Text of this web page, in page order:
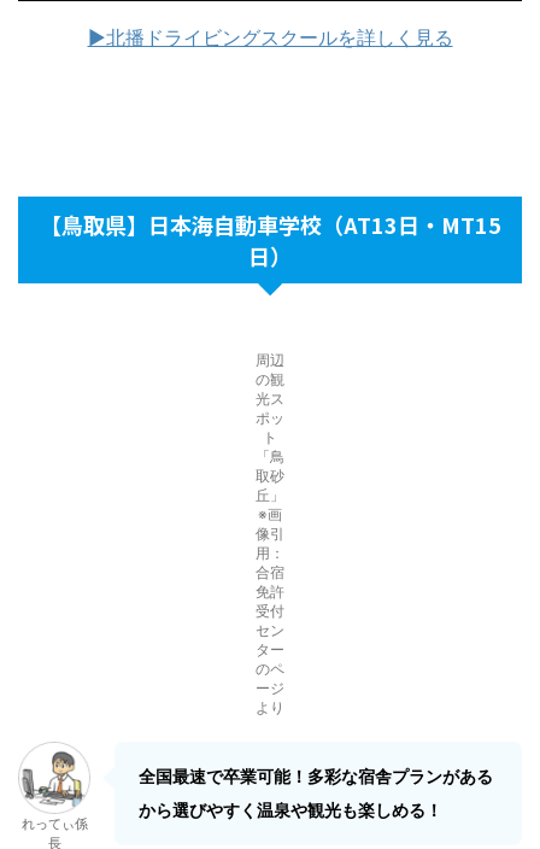
▶北播ドライビングスクールを詳しく見る
【鳥取県】日本海自動車学校（AT13日・MT15
日）
周辺
の観
光ス
ポッ
ト
「鳥
取砂
丘」
※画
像引
用：
合宿
免許
受付
セン
ター
のペ
ージ
より
れってぃ係
長
全国最速で卒業可能！多彩な宿舎プランがある
から選びやすく温泉や観光も楽しめる！